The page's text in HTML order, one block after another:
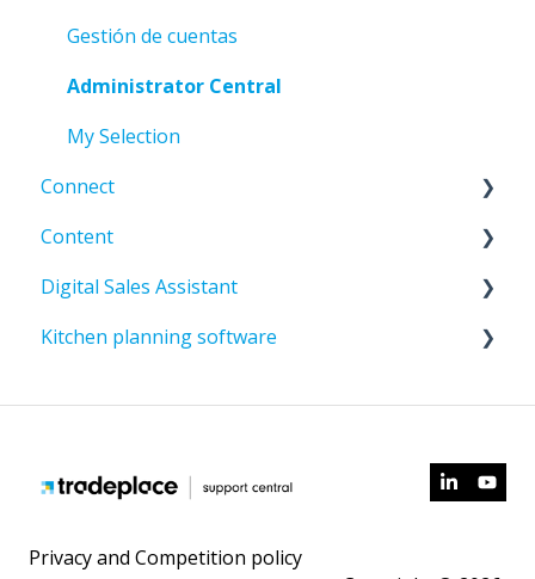
Gestión de cuentas
Administrator Central
My Selection
Connect
Código de Error - Tipo "E"
Desarrolladores
Preguntas frecuentes sobre TMH2
Content
General
TradePI Standard
Content AI
Digital Sales Assistant
Gestión de cuentas
Kitchen planning software
Privacy and Competition policy